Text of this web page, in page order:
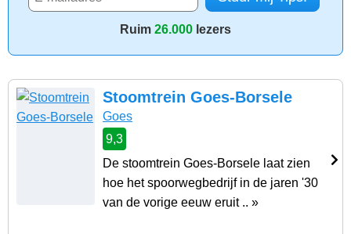
Ruim 26.000 lezers
Stoomtrein Goes-Borsele
Goes
9,3
De stoomtrein Goes-Borsele laat zien
hoe het spoorwegbedrijf in de jaren '30
van de vorige eeuw eruit .. »